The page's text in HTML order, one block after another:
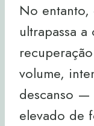
No
ultrapassa
volume,
descanso —
elevado de